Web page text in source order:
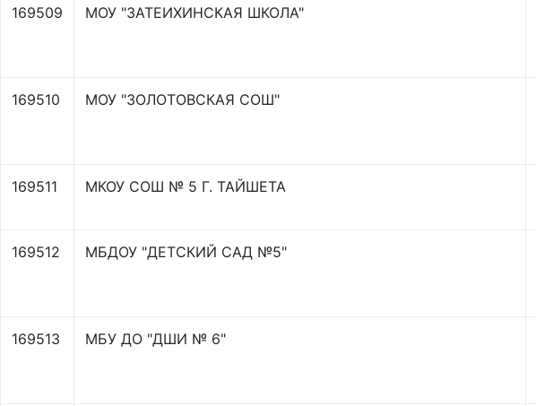
169509 МОУ "ЗАТЕИХИНСКАЯ ШКОЛА"
169510 МОУ "ЗОЛОТОВСКАЯ СОШ"
169511 МКОУ СОШ № 5 Г. ТАЙШЕТА
169512 МБДОУ "ДЕТСКИЙ САД №5"
169513 МБУ ДО "ДШИ № 6"